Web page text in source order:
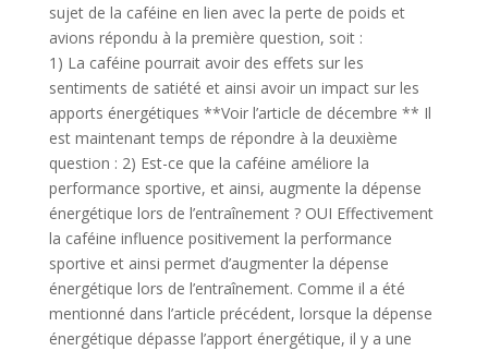
sujet de la caféine en lien avec la perte de poids et
avions répondu à la première question, soit :
1) La caféine pourrait avoir des effets sur les
sentiments de satiété et ainsi avoir un impact sur les
apports énergétiques **Voir l’article de décembre ** Il
est maintenant temps de répondre à la deuxième
question : 2) Est-ce que la caféine améliore la
performance sportive, et ainsi, augmente la dépense
énergétique lors de l’entraînement ? OUI Effectivement
la caféine influence positivement la performance
sportive et ainsi permet d’augmenter la dépense
énergétique lors de l’entraînement. Comme il a été
mentionné dans l’article précédent, lorsque la dépense
énergétique dépasse l’apport énergétique, il y a une